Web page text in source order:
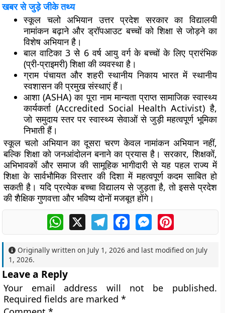
खबर से जुड़े जीके तथ्य
स्कूल चलो अभियानउत्तर प्रदेश सरकार का विद्यालयी
नामांकन बढ़ाने और ड्रॉपआउट बच्चों को शिक्षा से जोड़ने का
विशेष अभियान है।
बाल वाटिका3 से 6 वर्ष आयु वर्ग के बच्चों के लिए प्रारंभिक
(प्री-प्राइमरी) शिक्षा की व्यवस्था है।
ग्राम पंचायतऔरशहरी स्थानीय निकायभारत में स्थानीय
स्वशासन की प्रमुख संस्थाएं हैं।
आशा (ASHA) का पूरा नाम मान्यता प्राप्त सामाजिक स्वास्थ्य
कार्यकर्ता (Accredited Social Health Activist) है,
जो समुदाय स्तर पर स्वास्थ्य सेवाओं से जुड़ी महत्वपूर्ण भूमिका
निभाती हैं।
स्कूल चलो अभियान का दूसरा चरण केवल नामांकन अभियान नहीं,
बल्कि शिक्षा को जनआंदोलन बनाने का प्रयास है। सरकार, शिक्षकों,
अभिभावकों और समाज की सामूहिक भागीदारी से यह पहल राज्य में
शिक्षा के सार्वभौमिक विस्तार की दिशा में महत्वपूर्ण कदम साबित हो
सकती है। यदि प्रत्येक बच्चा विद्यालय से जुड़ता है, तो इससे प्रदेश
की शैक्षिक गुणवत्ता और भविष्य दोनों मजबूत होंगे।
WhatsApp
X TelegramFacebookMessengerPinterest
Originally written on July 1, 2026 and last modified on July
1, 2026.
Leave a Reply
Your email address will not be published.
Required fields are marked*